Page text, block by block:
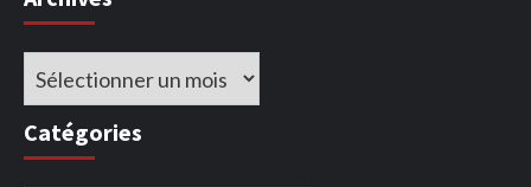
Archives
Catégories